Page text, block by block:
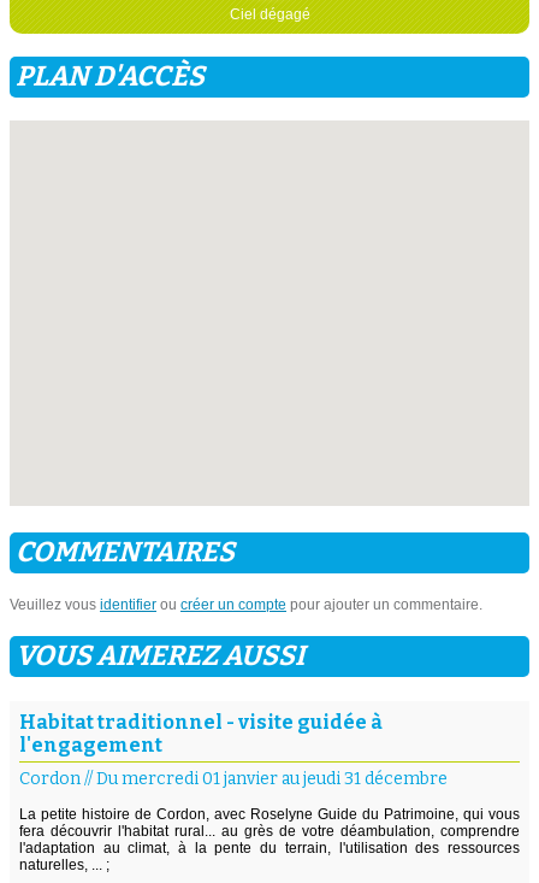
Ciel dégagé
PLAN D'ACCÈS
COMMENTAIRES
Veuillez vous identifier ou créer un compte pour ajouter un commentaire.
VOUS AIMEREZ AUSSI
Habitat traditionnel - visite guidée à
l'engagement
Cordon//Du mercredi 01 janvier au jeudi 31 décembre
La petite histoire de Cordon, avec Roselyne Guide du Patrimoine, qui vous
fera découvrir l'habitat rural... au grès de votre déambulation, comprendre
l'adaptation au climat, à la pente du terrain, l'utilisation des ressources
naturelles, ... ;